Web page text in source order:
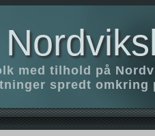
med tilhold på
spredt omkring